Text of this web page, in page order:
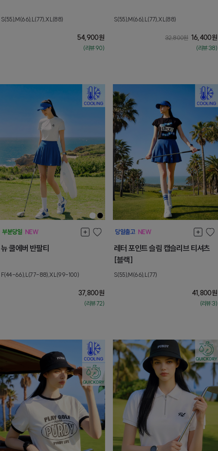
S(55),M(66),L(77),XL(88)
54,900원
(리뷰:90)
S(55),M(66),L(77),XL(88)
32,800원 16,400원
(리뷰:38)
뉴 쿨에버 반팔티
F(44-66),L(77-88),XL(99-100)
37,800원
(리뷰:72)
레터 포인트 슬림 캡슬리브 티셔츠
[블랙]
S(55),M(66),L(77)
41,800원
(리뷰:3)